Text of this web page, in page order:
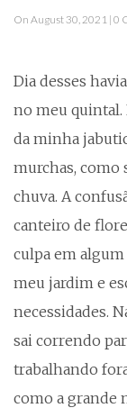
On August 30, 2021 | 0
Dia desses
no meu quintal.
da minha
murchas, como
chuva. A
canteiro de
culpa em
meu jardim e
necessidades.
sai correndo
trabalhando
como a grande